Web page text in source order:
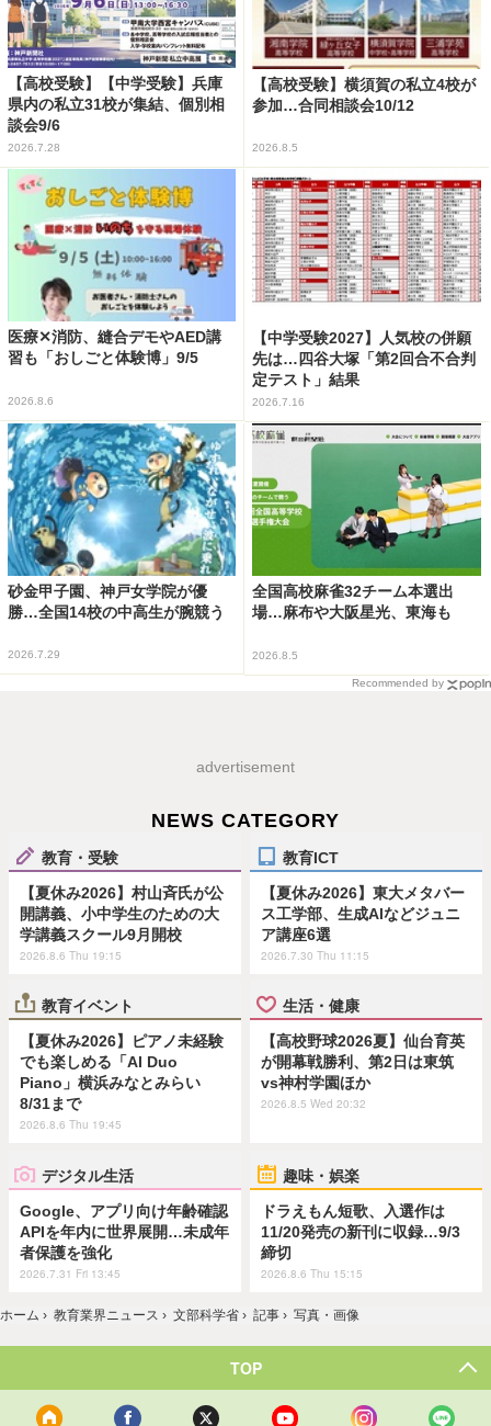
【高校受験】【中学受験】兵庫
県内の私立31校が集結、個別相
談会9/6
2026.7.28
【高校受験】横須賀の私立4校が
参加…合同相談会10/12
2026.8.5
医療✕消防、縫合デモやAED講
習も「おしごと体験博」9/5
2026.8.6
【中学受験2027】人気校の併願
先は…四谷大塚「第2回合不合判
定テスト」結果
2026.7.16
砂金甲子園、神戸女学院が優
勝…全国14校の中高生が腕競う
2026.7.29
全国高校麻雀32チーム本選出
場…麻布や大阪星光、東海も
2026.8.5
Recommended by
advertisement
NEWS CATEGORY
教育・受験
【夏休み2026】村山斉氏が公
開講義、小中学生のための大
学講義スクール9月開校
2026.8.6 Thu 19:15
教育ICT
【夏休み2026】東大メタバー
ス工学部、生成AIなどジュニ
ア講座6選
2026.7.30 Thu 11:15
教育イベント
【夏休み2026】ピアノ未経験
でも楽しめる「AI Duo
Piano」横浜みなとみらい
8/31まで
2026.8.6 Thu 19:45
生活・健康
【高校野球2026夏】仙台育英
が開幕戦勝利、第2日は東筑
vs神村学園ほか
2026.8.5 Wed 20:32
デジタル生活
Google、アプリ向け年齢確認
APIを年内に世界展開…未成年
者保護を強化
2026.7.31 Fri 13:45
趣味・娯楽
ドラえもん短歌、入選作は
11/20発売の新刊に収録…9/3
締切
2026.8.6 Thu 15:15
ホーム › 教育業界ニュース › 文部科学省 › 記事 › 写真・画像
TOP